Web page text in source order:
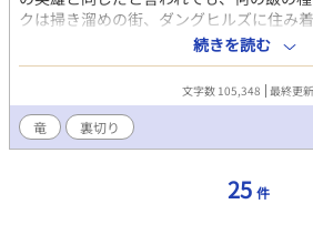
クは掃き溜めの街、ダングヒルズに住み
だ。 謎の老婆に「お前は不吉だ」と勝手
雨に降られたその日、デュークは空腹で
載の美貌の青年を拾ってしまう。 カルマ
た目を裏切り、グズでのろまなカメで何
ない役立たずだった。おまけに厄介ごと
から、デュークの散々な人生の中でも、
模の大惨事へと発展していく―― ２００
続きを読む
文字数 105,348 最終更
竜 裏切り
25 件